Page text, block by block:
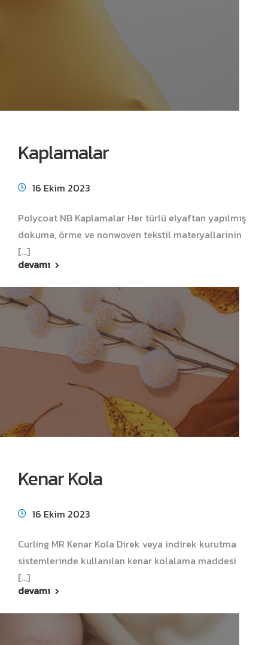
Kaplamalar
16 Ekim 2023
Polycoat NB Kaplamalar Her türlü elyaftan yapılmış
dokuma, örme ve nonwoven tekstil materyallarinin
[...]
devamı
Kenar Kola
16 Ekim 2023
Curling MR Kenar Kola Direk veya indirek kurutma
sistemlerinde kullanılan kenar kolalama maddesi
[...]
devamı